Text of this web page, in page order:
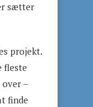
sætter
projekt.
fleste
–
finde